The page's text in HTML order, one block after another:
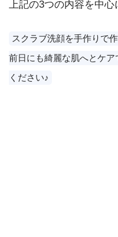
上記の3つの内容を中
スクラブ洗顔を手作りで
前日にも綺麗な肌へとケ
ください♪